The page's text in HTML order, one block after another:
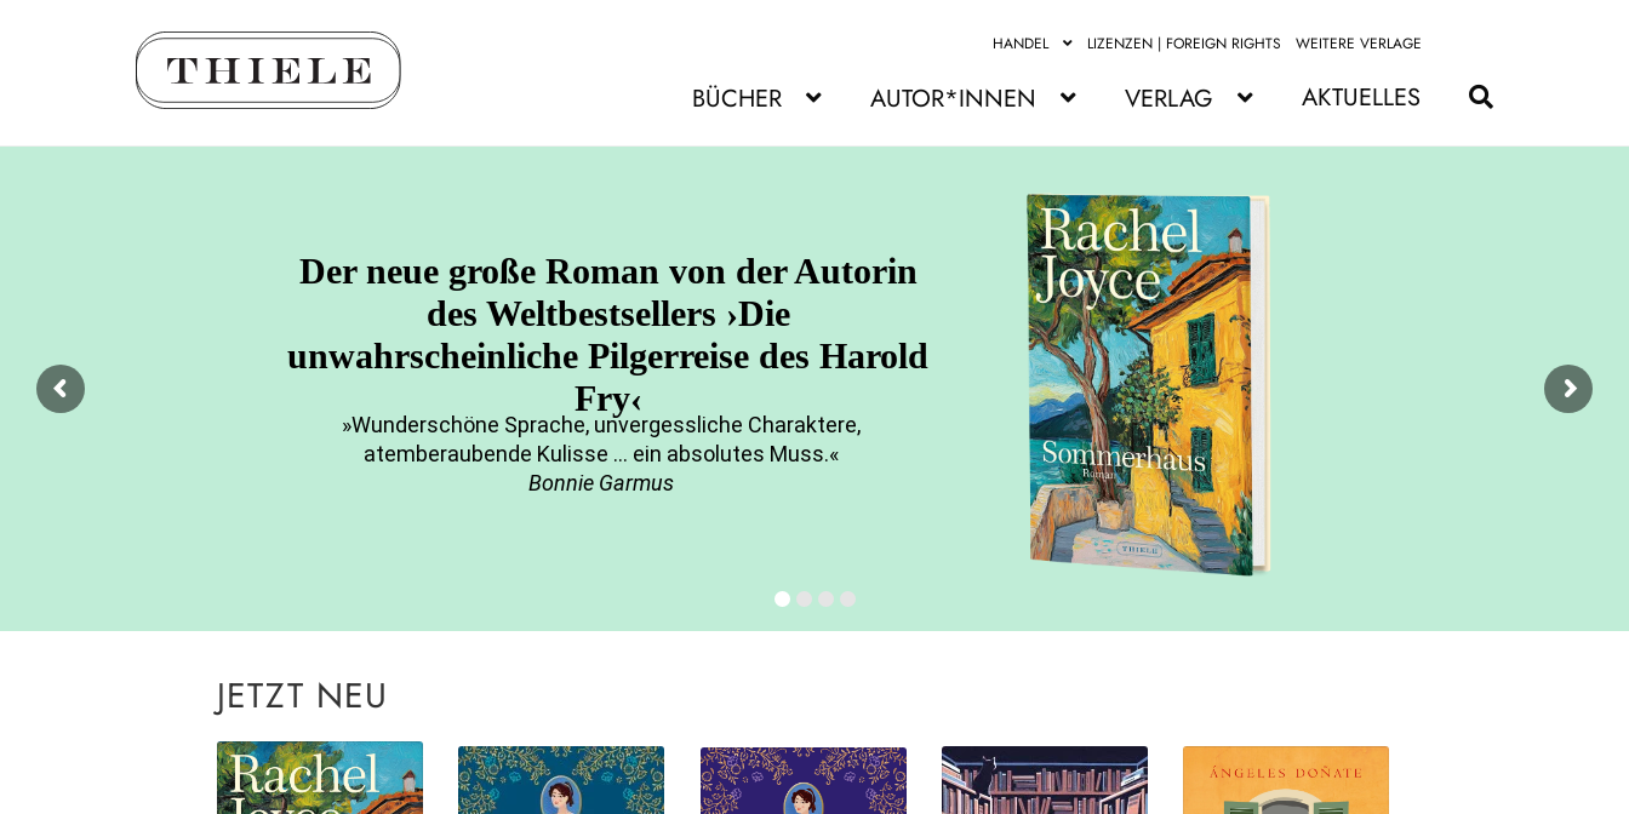
HANDEL LIZENZEN | FOREIGN RIGHTS WEITERE VERLAGE
springen
springen
BÜCHER AUTOR*INNEN VERLAG AKTUELLES
Der neue große Roman von der Autorin
des Weltbestsellers ›Die
unwahrscheinliche Pilgerreise des Harold
Fry‹
»Wunderschöne Sprache, unvergessliche Charaktere,
atemberaubende Kulisse … ein absolutes Muss.«
Bonnie Garmus
JETZT NEU